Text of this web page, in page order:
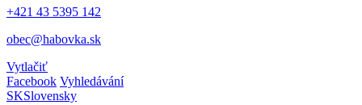
+421 43 5395 142
obec@habovka.sk
Vytlačiť
Facebook Vyhledávání
SKSlovensky